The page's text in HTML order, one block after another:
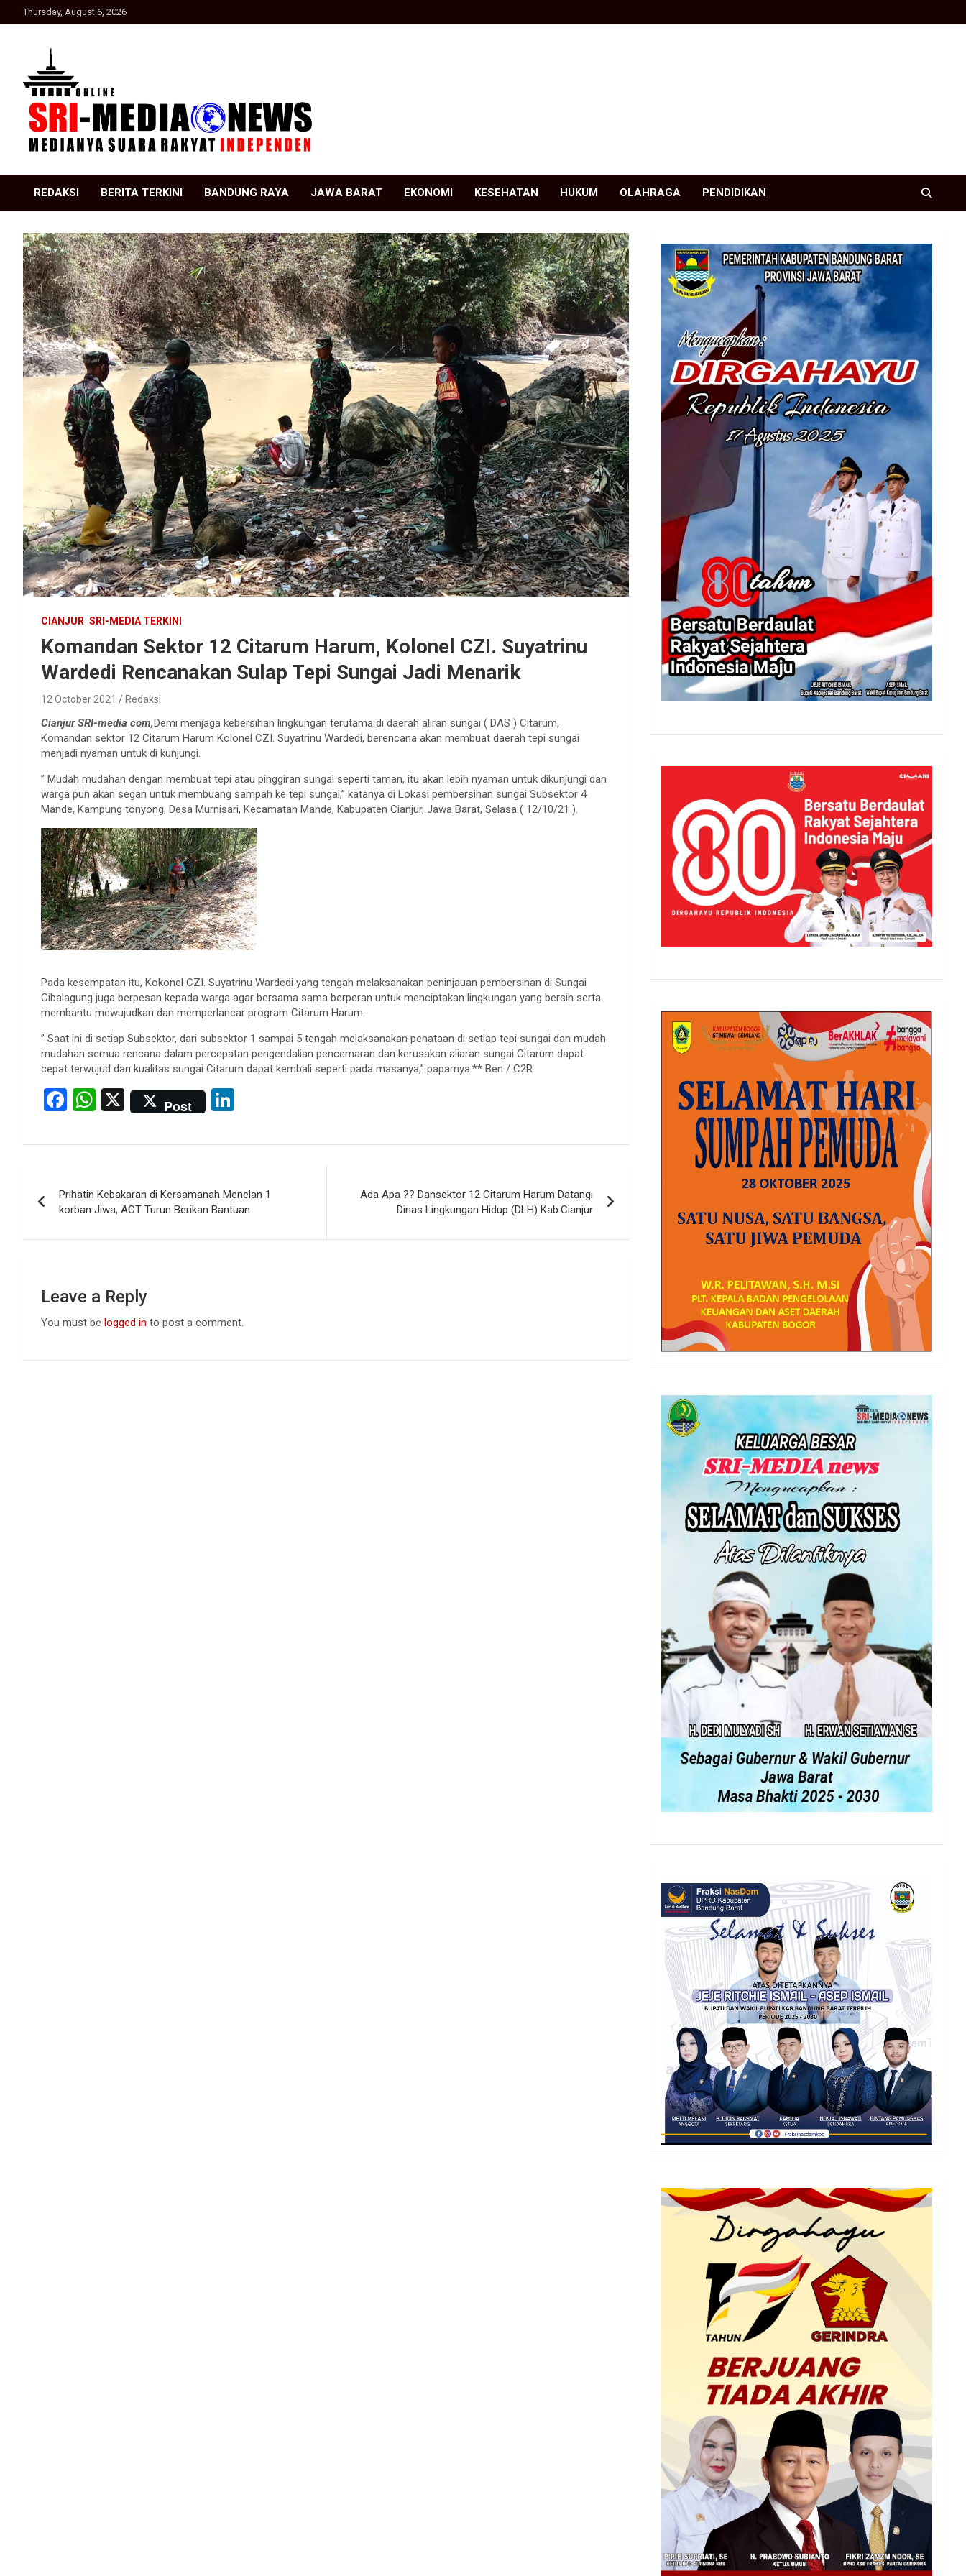
to
Thursday, August 6, 2026
SRI Media news
REDAKSI BERITA TERKINI BANDUNG RAYA JAWA BARAT EKONOMI KESEHATAN HUKUM OLAHRAGA PENDIDIKAN
CIANJUR SRI-MEDIA TERKINI
Komandan Sektor 12 Citarum Harum, Kolonel CZI. Suyatrinu
Wardedi Rencanakan Sulap Tepi Sungai Jadi Menarik
12 October 2021 Redaksi
Cianjur SRI-media com,Demi menjaga kebersihan lingkungan terutama di daerah aliran sungai ( DAS ) Citarum,
Komandan sektor 12 Citarum Harum Kolonel CZI. Suyatrinu Wardedi, berencana akan membuat daerah tepi sungai
menjadi nyaman untuk di kunjungi.
” Mudah mudahan dengan membuat tepi atau pinggiran sungai seperti taman, itu akan lebih nyaman untuk dikunjungi dan
warga pun akan segan untuk membuang sampah ke tepi sungai,” katanya di Lokasi pembersihan sungai Subsektor 4
Mande, Kampung tonyong, Desa Murnisari, Kecamatan Mande, Kabupaten Cianjur, Jawa Barat, Selasa ( 12/10/21 ).
Pada kesempatan itu, Kokonel CZI. Suyatrinu Wardedi yang tengah melaksanakan peninjauan pembersihan di Sungai
Cibalagung juga berpesan kepada warga agar bersama sama berperan untuk menciptakan lingkungan yang bersih serta
membantu mewujudkan dan memperlancar program Citarum Harum.
” Saat ini di setiap Subsektor, dari subsektor 1 sampai 5 tengah melaksanakan penataan di setiap tepi sungai dan mudah
mudahan semua rencana dalam percepatan pengendalian pencemaran dan kerusakan aliaran sungai Citarum dapat
cepat terwujud dan kualitas sungai Citarum dapat kembali seperti pada masanya,” paparnya.** Ben / C2R
F
ce
o
o
k
W
at
A
p
p
X Post
ke
n
navigation
Prihatin Kebakaran di Kersamanah Menelan 1
korban Jiwa, ACT Turun Berikan Bantuan
Ada Apa ?? Dansektor 12 Citarum Harum Datangi
Dinas Lingkungan Hidup (DLH) Kab.Cianjur
Leave a Reply
You must be logged in to post a comment.